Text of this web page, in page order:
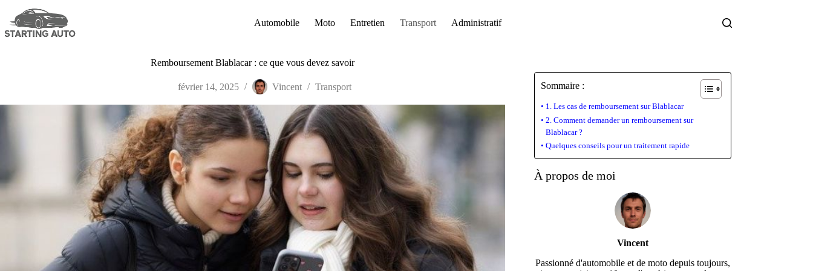
contenu
Automobile Moto Entretien Transport Administratif
Remboursement Blablacar : ce que vous devez savoir
février 14, 2025 Vincent Transport Sommaire :
1. Les cas de remboursement sur Blablacar
2. Comment demander un remboursement sur
Blablacar ?
Quelques conseils pour un traitement rapide
À propos de moi
Vincent
Passionné d'automobile et de moto depuis toujours,